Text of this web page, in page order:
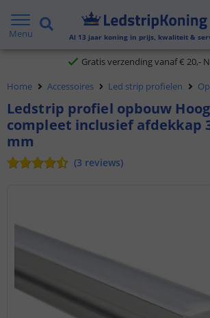
Menu Al 13 jaar koning in prijs, kwaliteit &
5 jaar garantie
Gratis verzending vanaf € 20,-
Klantbeoordeling 9.1
Voor 23:45 uur besteld,
Home Accessoires Led strip profielen
Ledstrip profiel opbouw
compleet inclusief afdekkap
mm
(3 reviews)